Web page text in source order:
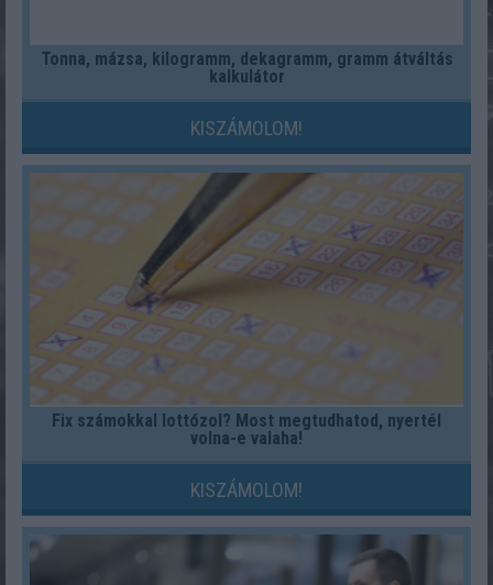
Tonna, mázsa, kilogramm, dekagramm, gramm átváltás
kalkulátor
KISZÁMOLOM!
Fix számokkal lottózol? Most megtudhatod, nyertél
volna-e valaha!
KISZÁMOLOM!